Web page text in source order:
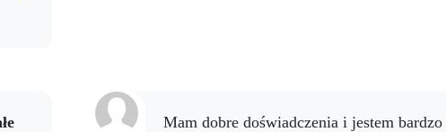
Mam dobre doświadczenia i jestem